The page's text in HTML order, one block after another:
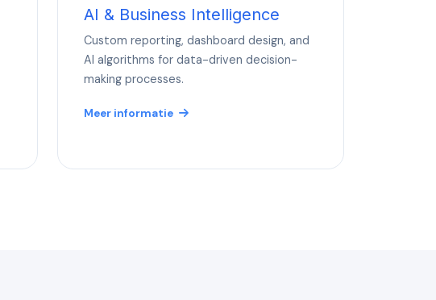
AI & Business Intelligence
Custom reporting, dashboard design, and
AI algorithms for data-driven decision-
making processes.
Meer informatie